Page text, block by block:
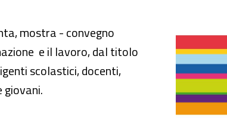
mostra - convegno
e il lavoro, dal titolo
scolastici, docenti,